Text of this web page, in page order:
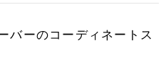
バーのコーディネートス